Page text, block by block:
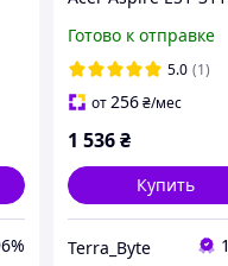
EA30_BM
448.03402.001M б/у
Оригинал
Готово к отправке
5.0 (1)
от256₴/мес
1 536₴
Купить
Terra_Byte